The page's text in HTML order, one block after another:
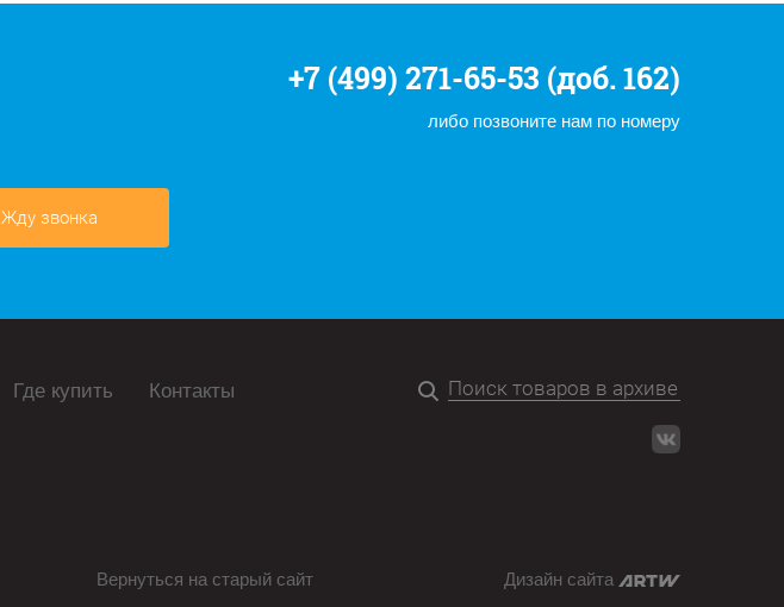
+7 (499) 271-65-53 (доб. 162)
либо позвоните нам по номеру
Жду звонка
Где купить Контакты
Вернуться на старый сайт Дизайн сайта